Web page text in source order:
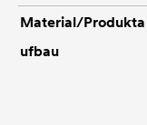
Material/Produkta
ufbau